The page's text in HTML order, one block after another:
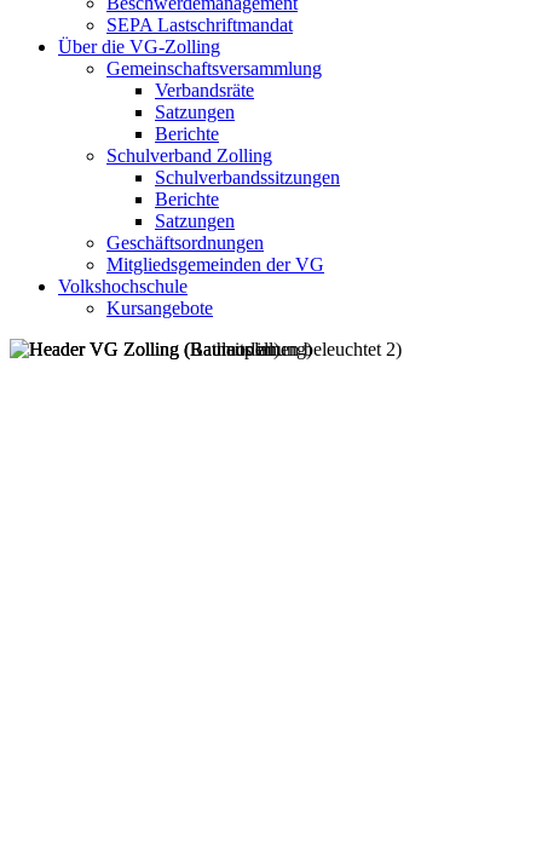
SEPA Lastschriftmandat
Über die VG-Zolling
Gemeinschaftsversammlung
Verbandsräte
Satzungen
Berichte
Schulverband Zolling
Schulverbandssitzungen
Berichte
Satzungen
Geschäftsordnungen
Mitgliedsgemeinden der VG
Volkshochschule
Kursangebote